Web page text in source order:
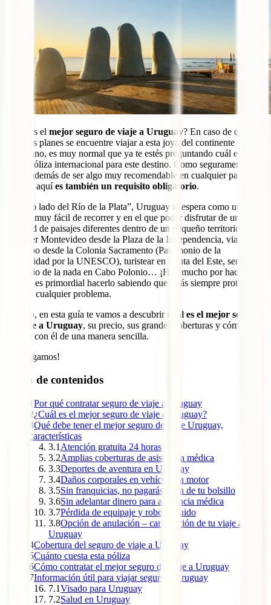
¿Cuál es el mejor seguro de viaje a Uruguay? En caso de que
entre tus planes se encuentre viajar a esta joya del continente
americano, es muy normal que ya te estés preguntando cuál es la
mejor póliza internacional para este destino. Como seguramente ya
sepas, además de ser algo muy recomendable en cualquier país del
mundo, aquíes también un requisito obligatorio.
Al “otro lado del Río de la Plata”, Uruguay te espera como un
destino muy fácil de recorrer y en el que poder disfrutar de una gran
cantidad de paisajes diferentes dentro de un pequeño territorio.
Recorrer Montevideo desde la Plaza de la Independencia, viajar en
el tiempo desde la Colonia Sacramento (Patrimonio de la
Humanidad por la UNESCO), turistear en Punta del Este, sentirse
en medio de la nada en Cabo Polonio… ¡Hay mucho por hacer
aquí! Y es primordial hacerlo sabiendo que estás siempre protegido
frente a cualquier problema.
Por ello, en esta guía te vamos a descubrir cuál es el mejor seguro
de viaje a Uruguay, su precio, sus grandes coberturas y cómo
hacerte con él de una manera sencilla.
¡Despegamos!
Tabla de contenidos
1Por qué contratar seguro de viaje a Uruguay
2¿Cuál es el mejor seguro de viaje a Uruguay?
3Qué debe tener el mejor seguro de viaje Uruguay,
características
3.1 Atención gratuita 24 horas
3.2Amplias coberturas de asistencia médica
3.3Deportes de aventura en Uruguay
3.4Daños corporales en vehículos a motor
3.5Sin franquicias, no pagarás nada de tu bolsillo
3.6Sin adelantar dinero para asistencia médica
3.7Pérdida de equipaje y robo incluido
3.8Opción de anulación – cancelación de tu viaje a
Uruguay
4Cobertura del seguro de viaje a Uruguay
5Cuánto cuesta esta póliza
6Cómo contratar el mejor seguro de viaje a Uruguay
7Información útil para viajar seguro a Uruguay
7.1Visado para Uruguay
7.2Salud en Uruguay